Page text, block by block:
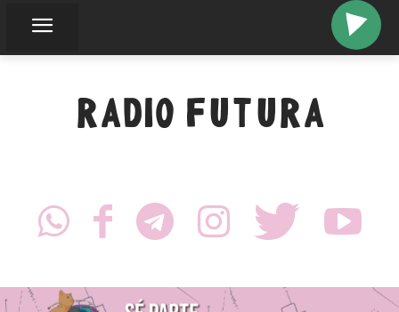
RADIO FUTURA